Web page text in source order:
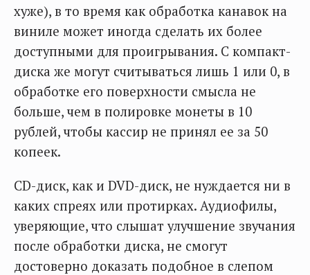
хуже), в то время как обработка канавок на
виниле может иногда сделать их более
доступными для проигрывания. С компакт-
диска же могут считываться лишь 1 или 0, в
обработке его поверхности смысла не
больше, чем в полировке монеты в 10
рублей, чтобы кассир не принял ее за 50
копеек.
CD-диск, как и DVD-диск, не нуждается ни в
каких спреях или протирках. Аудиофилы,
уверяющие, что слышат улучшение звучания
после обработки диска, не смогут
достоверно доказать подобное в слепом